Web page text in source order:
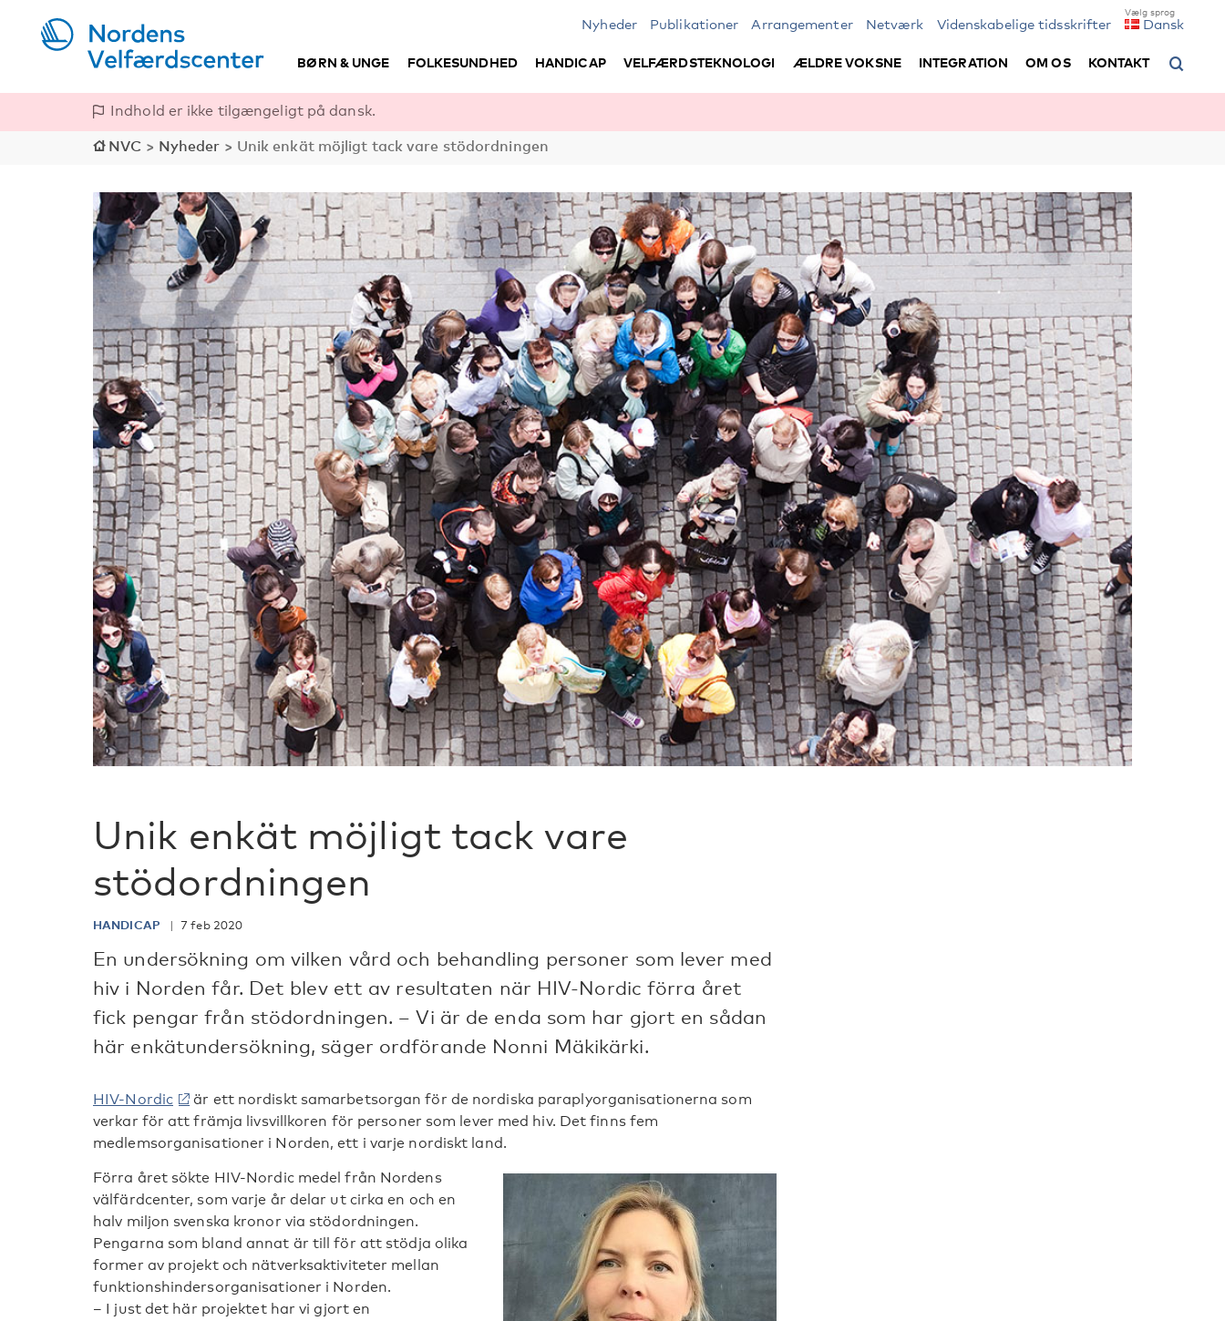
Nyheder Publikationer Arrangementer Netværk Videnskabelige tidsskrifter Dansk
BØRN & UNGE FOLKESUNDHED HANDICAP VELFÆRDSTEKNOLOGI ÆLDRE VOKSNE INTEGRATION OM OS KONTAKT
Indhold er ikke tilgængeligt på dansk.
NVC > Nyheder > Unik enkät möjligt tack vare stödordningen
Unik enkät möjligt tack vare
stödordningen
HANDICAP 7 feb 2020
En undersökning om vilken vård och behandling personer som lever med
hiv i Norden får. Det blev ett av resultaten när HIV-Nordic förra året
fick pengar från stödordningen. – Vi är de enda som har gjort en sådan
här enkätundersökning, säger ordförande Nonni Mäkikärki.
HIV-Nordic
är ett nordiskt samarbetsorgan för de nordiska paraplyorganisationerna som
verkar för att främja livsvillkoren för personer som lever med hiv. Det finns fem
medlemsorganisationer i Norden, ett i varje nordiskt land.
Förra året sökte HIV-Nordic medel från Nordens
välfärdcenter, som varje år delar ut cirka en och en
halv miljon svenska kronor via stödordningen.
Pengarna som bland annat är till för att stödja olika
former av projekt och nätverksaktiviteter mellan
funktionshindersorganisationer i Norden.
– I just det här projektet har vi gjort en